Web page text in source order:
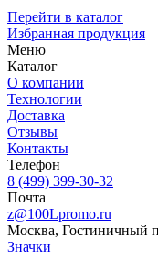
Перейти в каталог
Избранная продукция
Меню
Каталог
О компании
Технологии
Доставка
Отзывы
Контакты
Телефон
8 (499) 399-30-32
Почта
z@100Lpromo.ru
Москва, Гостиничный
Значки